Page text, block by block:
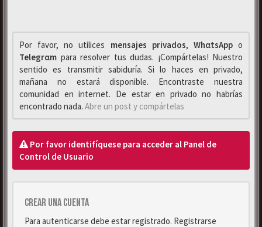
Por favor, no utilices mensajes privados, WhαtsAppo
Telegrαm para resolver tus dudas. ¡Compártelas! Nuestro
sentido es transmitir sabiduría. Si lo haces en privado,
mañana no estará disponible. Encontraste nuestra
comunidad en internet. De estar en privado no habrías
encontrado nada. Abre un post y compártelas
Por favor identifíquese para acceder al Panel de
Control de Usuario
Crear una cuenta
Para autenticarse debe estar registrado. Registrarse